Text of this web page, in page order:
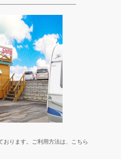
おります。ご利用方法は、こちら